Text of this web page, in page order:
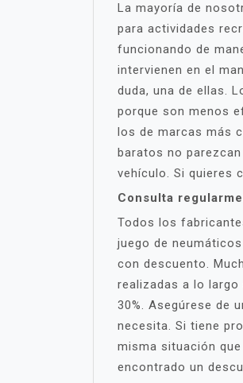
La mayoría de
para actividades
funcionando de
intervienen en el
duda, una de ellas.
porque son menos
los de marcas más
baratos no
vehículo. Si quieres
Consulta
Todos los
juego de
con descuento.
realizadas a lo
30%. Asegúrese de
necesita. Si tiene
misma situación
encontrado un